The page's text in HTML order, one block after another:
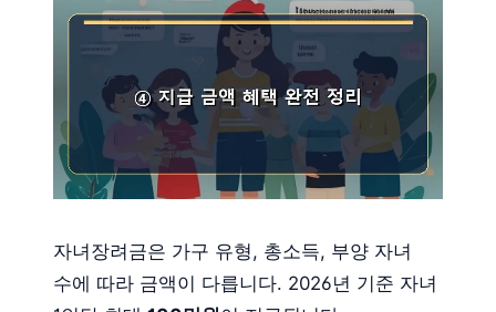
자녀장려금은 가구 유형, 총소득, 부양 자녀
수에 따라 금액이 다릅니다. 2026년 기준 자녀